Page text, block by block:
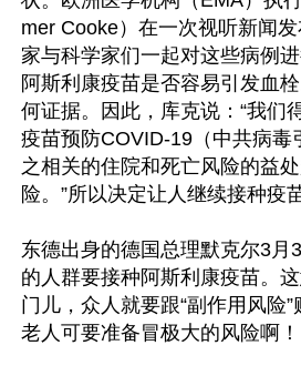
mer Cooke）在一次视听新闻
家与科学家们一起对这些病例
阿斯利康疫苗是否容易引发血
何证据。因此，库克说：“我们
疫苗预防COVID-19（中共病毒
之相关的住院和死亡风险的益
险。”所以决定让人继续接种疫苗
东德出身的德国总理默克尔3月
的人群要接种阿斯利康疫苗。
门儿，众人就要跟“副作用风险
老人可要准备冒极大的风险啊！